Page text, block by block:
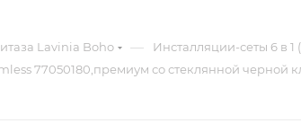
Lavinia Boho — Инсталляции-сеты 6 в 1
77050180,премиум со стеклянной